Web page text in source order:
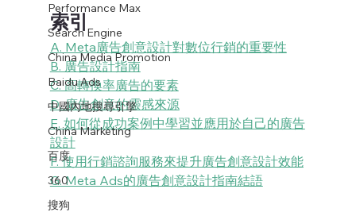
Performance Max
Search Engine
China Media Promotion
Baidu Ads
中國內地搜尋引擎
China Marketing
百度
360
搜狗
索引
A. Meta廣告創意設計對數位行銷的重要性
B. 廣告設計指南
C. 高轉換率廣告的要素
D. 廣告創意的靈感來源
E. 如何從成功案例中學習並應用於自己的廣告
設計
F. 使用行銷諮詢服務來提升廣告創意設計效能
G. Meta Ads的廣告創意設計指南結語